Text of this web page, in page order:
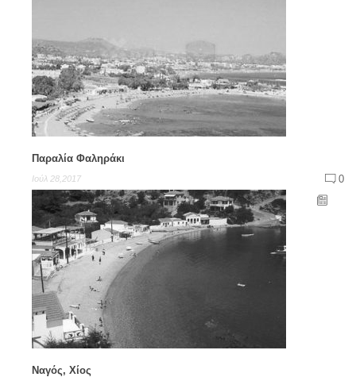
Παραλία Φαληράκι
Ιούλ 28,2017 0
Ναγός, Χίος